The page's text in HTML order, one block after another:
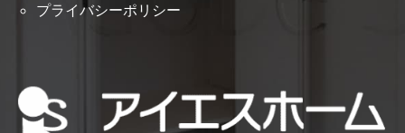
プライバシーポリシー